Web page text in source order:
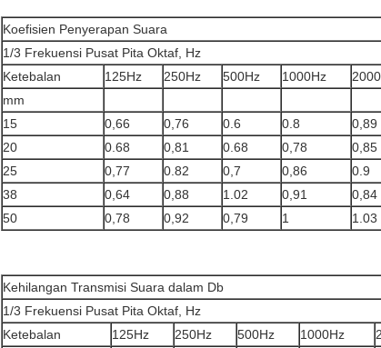
Koefisien Penyerapan Suara
1/3 Frekuensi Pusat Pita Oktaf, Hz
Ketebalan
125Hz 250Hz 500Hz 1000Hz
mm
15
0,66 0,76 0.6 0.8 0,89
20
0.68 0,81 0.68 0,78 0,85
25
0,77 0.82 0,7 0,86 0.9
38
0,64 0,88 1.02 0,91 0,84
50
0,78 0,92 0,79 1 1.03
Kehilangan Transmisi Suara dalam Db
1/3 Frekuensi Pusat Pita Oktaf, Hz
Ketebalan
125Hz 250Hz 500Hz 1000Hz